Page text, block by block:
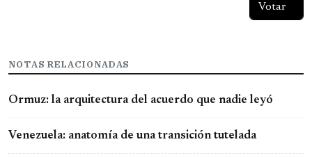
NOTAS RELACIONADAS
Ormuz: la arquitectura del acuerdo que nadie leyó
Venezuela: anatomía de una transición tutelada